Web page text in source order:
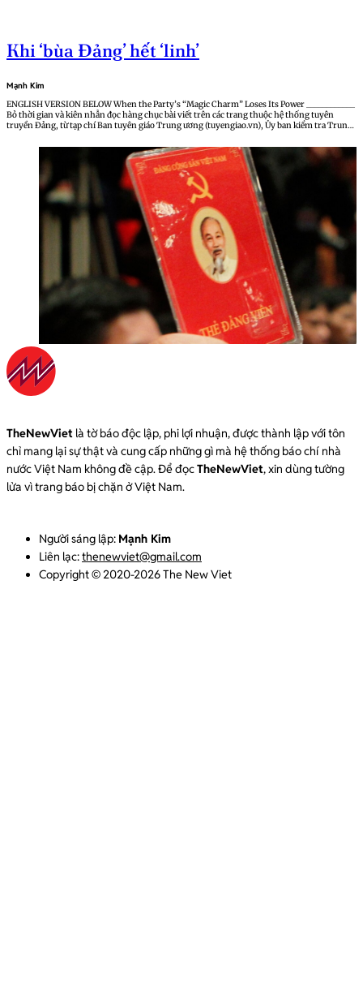
Khi ‘bùa Đảng’ hết ‘linh’
Mạnh Kim
ENGLISH VERSION BELOW When the Party’s “Magic Charm” Loses Its Power ____________
Bỏ thời gian và kiên nhẫn đọc hàng chục bài viết trên các trang thuộc hệ thống tuyên
truyền Đảng, từ tạp chí Ban tuyên giáo Trung ương (tuyengiao.vn), Ủy ban kiểm tra Trung
TheNewViet là tờ báo độc lập, phi lợi nhuận, được thành lập với tôn
chỉ mang lại sự thật và cung cấp những gì mà hệ thống báo chí nhà
nước Việt Nam không đề cập. Để đọcTheNewViet, xin dùng tường
lửa vì trang báo bị chặn ở Việt Nam.
Người sáng lập: Mạnh Kim
Liên lạc:thenewviet@gmail.com
Copyright © 2020-2026 The New Viet